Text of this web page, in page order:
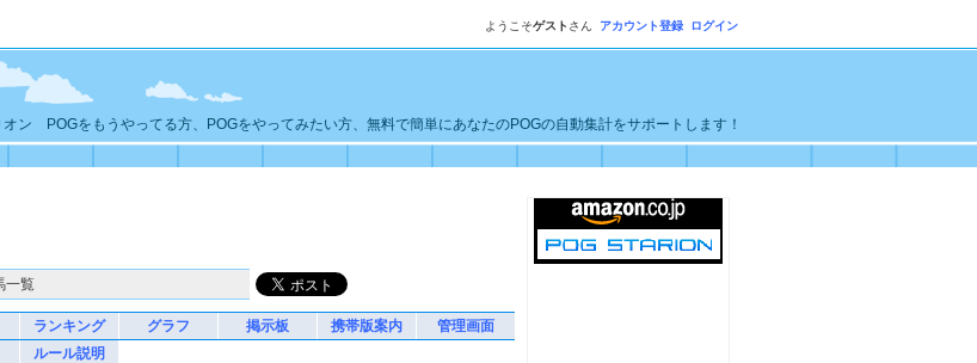
ようこそゲスト さん アカウント登録 ログイン
オン POGをもうやってる方、POGをやってみたい方、無料で簡単にあなたのPOGの自動集計をサポートします！
一覧
ランキング グラフ 掲示板 携帯版案内
管理画面
ルール説明